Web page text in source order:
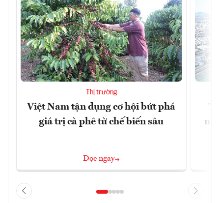
Thị trường
Việt Nam tận dụng cơ hội bứt phá
giá trị cà phê từ chế biến sâu
Đọc ngay